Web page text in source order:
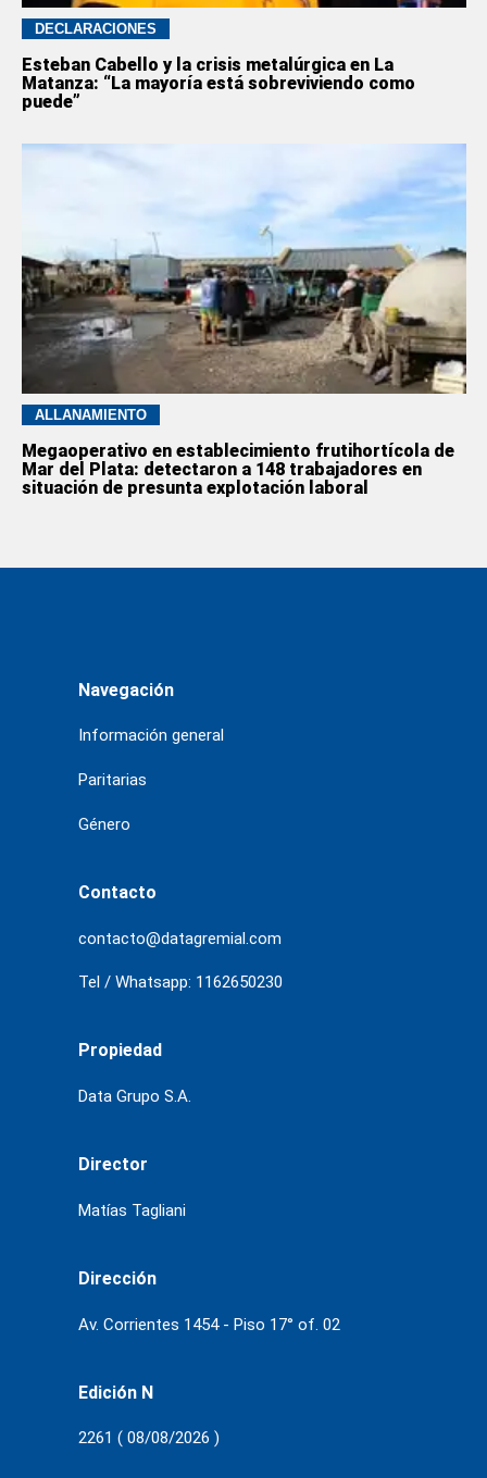
DECLARACIONES
Esteban Cabello y la crisis metalúrgica en La
Matanza: “La mayoría está sobreviviendo como
puede”
ALLANAMIENTO
Megaoperativo en establecimiento frutihortícola de
Mar del Plata: detectaron a 148 trabajadores en
situación de presunta explotación laboral
Navegación
Información general
Paritarias
Género
Contacto
contacto@datagremial.com
Tel / Whatsapp: 1162650230
Propiedad
Data Grupo S.A.
Director
Matías Tagliani
Dirección
Av. Corrientes 1454 - Piso 17° of. 02
Edición N
2261 ( 08/08/2026 )